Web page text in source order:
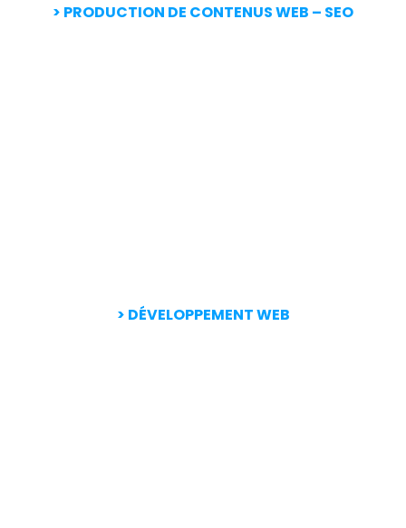
> PRODUCTION DE CONTENUS WEB – SEO
> DÉVELOPPEMENT WEB